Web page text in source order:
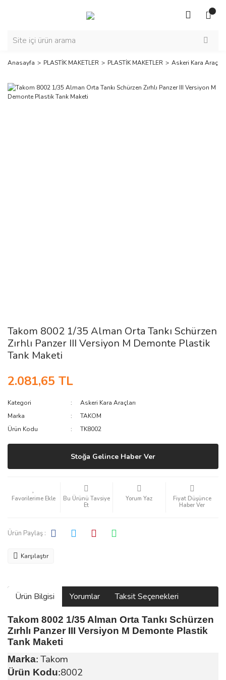
Anasayfa PLASTİK MAKETLER PLASTİK MAKETLER Askeri Kara
Takom 8002 1/35 Alman Orta Tankı Schürzen
Zırhlı Panzer III Versiyon M Demonte Plastik
Tank Maketi
2.081,65 TL
Kategori
Askeri Kara Araçları
Marka
TAKOM
Ürün Kodu
TK8002
Stoğa Gelince Haber Ver
Bu Ürünü Tavsiye
Et
Yorum Yaz
Fiyat Düşünce
Haber Ver
Ürün Paylaş :
Karşılaştır
Ürün Bilgisi Yorumlar Taksit Seçenekleri
Takom 8002 1/35 Alman Orta Tankı Schürzen
Zırhlı Panzer III Versiyon M Demonte Plastik
Tank Maketi
Marka: Takom
Ürün Kodu:8002